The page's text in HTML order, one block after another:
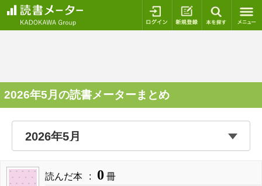
ログイン 新規登録
2026年5月の読書メーターまとめ
読んだ本 0 冊